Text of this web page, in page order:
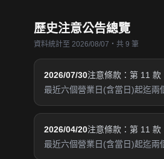
歷史注意公告總覽
資料統計至 2026/08/07・共 9 筆
2026/07/30注意條款：第 11 款
最近六個營業日(含當日)起迄兩
2026/04/20注意條款：第 11 款
最近六個營業日(含當日)起迄兩